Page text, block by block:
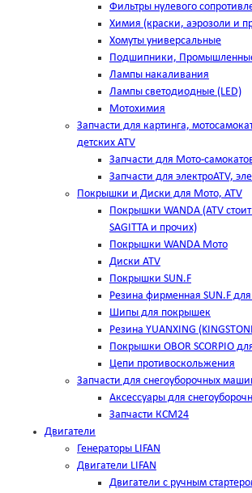
Фильтры нулевого
Химия (краски, аэрозоли и
Хомуты универсальные
Подшипники,
Лампы накаливания
Лампы светодиодные (LED)
Мотохимия
Запчасти для картинга,
детских ATV
Запчасти для Мото-
Запчасти для электроATV,
Покрышки и Диски для Мото, ATV
Покрышки WANDA (АТV стоит
SAGITTA и прочих)
Покрышки WANDA Мото
Диски ATV
Покрышки SUN.F
Резина фирменная SUN.F
Шипы для покрышек
Резина YUANXING
Покрышки OBOR SCORPIO
Цепи противоскольжения
Запчасти для снегоуборочных
Аксессуары для
Запчасти КСМ24
Двигатели
Генераторы LIFAN
Двигатели LIFAN
Двигатели с ручным